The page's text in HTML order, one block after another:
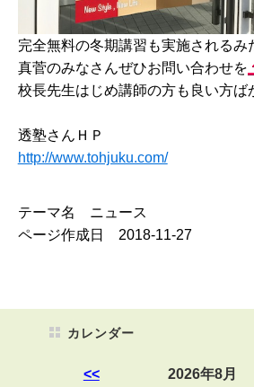
完全無料の冬期講習も実施されるみ
真菅のみなさんぜひお問い合わせを
校長先生はじめ講師の方も良い方ば
透塾さんＨＰ
http://www.tohjuku.com/
テーマ名 ニュース
ページ作成日 2018-11-27
カレンダー
<<
2026年8月